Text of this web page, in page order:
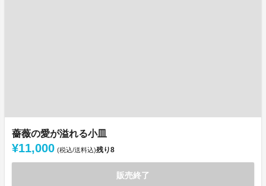
薔薇の愛が溢れる小皿
¥11,000 (税込/送料込)残り8
販売終了